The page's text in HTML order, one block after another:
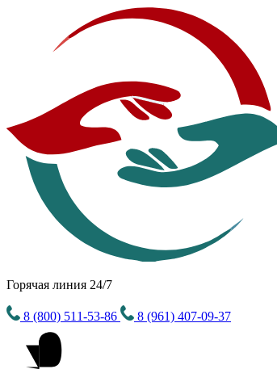
Горячая линия 24/7
8 (800) 511-53-86 8 (961) 407-09-37